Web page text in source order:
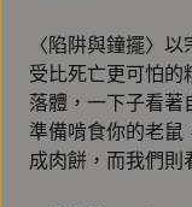
〈陷阱與鐘擺〉
受比死亡更可怕的
落體，一下子看著
準備啃食你的老鼠
成肉餅，而我們則